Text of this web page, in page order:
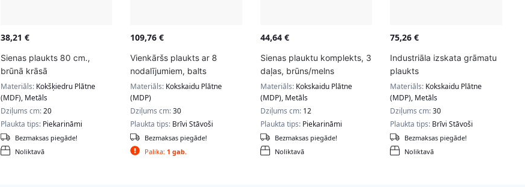
38,21 €
Sienas plaukts 80 cm.,
brūnā krāsā
Materiāls: Kokšķiedru Plātne
(MDF), Metāls
Dziļums cm:20
Plaukta tips: Piekarināmi
Noliktavā
Bezmaksas piegāde!
109,76€
Vienkāršs plaukts ar 8
nodalījumiem, balts
Materiāls: Kokskaidu Plātne
(MDP)
Dziļums cm:30
Plaukta tips: Brīvi Stāvoši
Palika:1 gab.
Bezmaksas piegāde!
44,64 €
Sienas plauktu komplekts, 3
daļas, brūns/melns
Materiāls: Kokskaidu Plātne
(MDP), Metāls
Dziļums cm: 12
Plaukta tips: Piekarināmi
Noliktavā
Bezmaksas piegāde!
75,26€
Industriāla izskata grāmatu
plaukts
Materiāls: Kokskaidu Plātne
(MDP), Metāls
Dziļums cm:30
Plaukta tips: Brīvi Stāvoši
Noliktavā
Bezmaksas piegāde!